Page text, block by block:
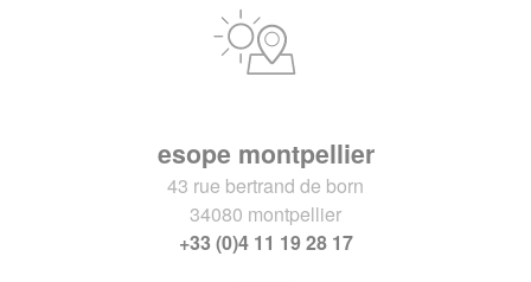
esope montpellier
43 rue bertrand de born
34080 montpellier
+33 (0)4 11 19 28 17